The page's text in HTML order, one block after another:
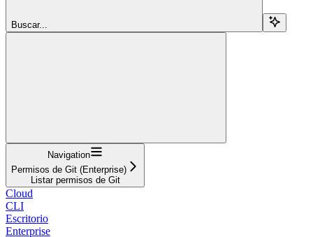
Buscar...
Navigation
Permisos de Git (Enterprise)
Listar permisos de Git
Cloud
CLI
Escritorio
Enterprise